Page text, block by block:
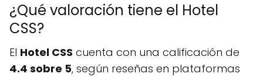
¿Qué valoración tiene el Hotel
CSS?
El Hotel CSS cuenta con una calificación de
4.4 sobre 5, según reseñas en plataformas